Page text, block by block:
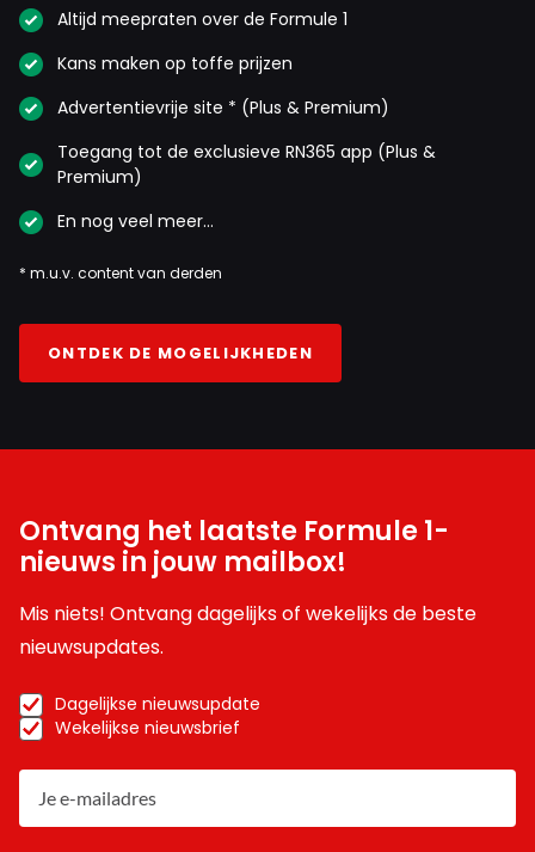
Altijd meepraten over de Formule 1
Kans maken op toffe prijzen
Advertentievrije site * (Plus & Premium)
Toegang tot de exclusieve RN365 app (Plus &
Premium)
En nog veel meer…
* m.u.v. content van derden
ONTDEK DE MOGELIJKHEDEN
Ontvang het laatste Formule 1-
nieuws in jouw mailbox!
Mis niets! Ontvang dagelijks of wekelijks de beste
nieuwsupdates.
Dagelijkse nieuwsupdate
Wekelijkse nieuwsbrief